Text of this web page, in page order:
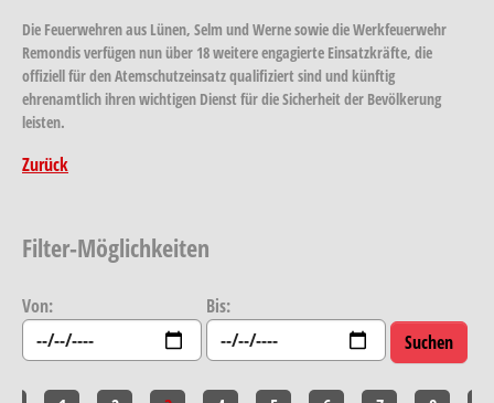
Die Feuerwehren aus Lünen, Selm und Werne sowie die Werkfeuerwehr
Remondis verfügen nun über 18 weitere engagierte Einsatzkräfte, die
offiziell für den Atemschutzeinsatz qualifiziert sind und künftig
ehrenamtlich ihren wichtigen Dienst für die Sicherheit der Bevölkerung
leisten.
Zurück
Filter-Möglichkeiten
Von: Bis: